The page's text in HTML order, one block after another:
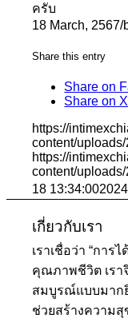
ครับ
18 March, 2567/
Share this entry
Share on
Share on X
https://
content/
https://
content/
18 13:34:00
เกี่ยวกับเรา
เราเชื่อว่า “การ
คุณภาพชีวิต เรา
สมบูรณ์แบบมาก
ช่วยสร้างความสุ